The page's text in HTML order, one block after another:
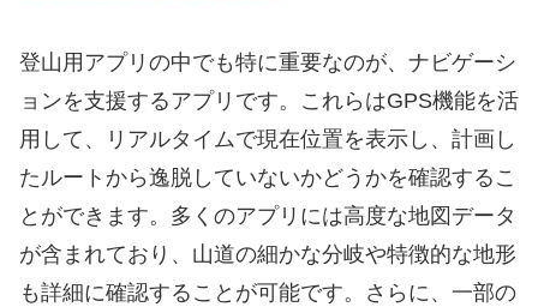
登山用アプリの中でも特に重要なのが、ナビゲーシ
ョンを支援するアプリです。これらはGPS機能を活
用して、リアルタイムで現在位置を表示し、計画し
たルートから逸脱していないかどうかを確認するこ
とができます。多くのアプリには高度な地図データ
が含まれており、山道の細かな分岐や特徴的な地形
も詳細に確認することが可能です。さらに、一部の